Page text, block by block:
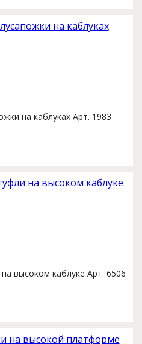
на каблуках Арт. 1983
высоком каблуке Арт. 6506